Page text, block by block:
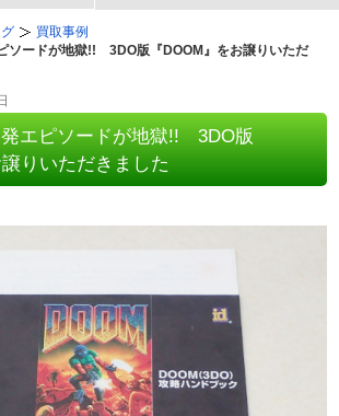
買取事例
ソードが地獄!! 3DO版『DOOM』をお譲りいただ
発エピソードが地獄!! 3DO版
譲りいただきました